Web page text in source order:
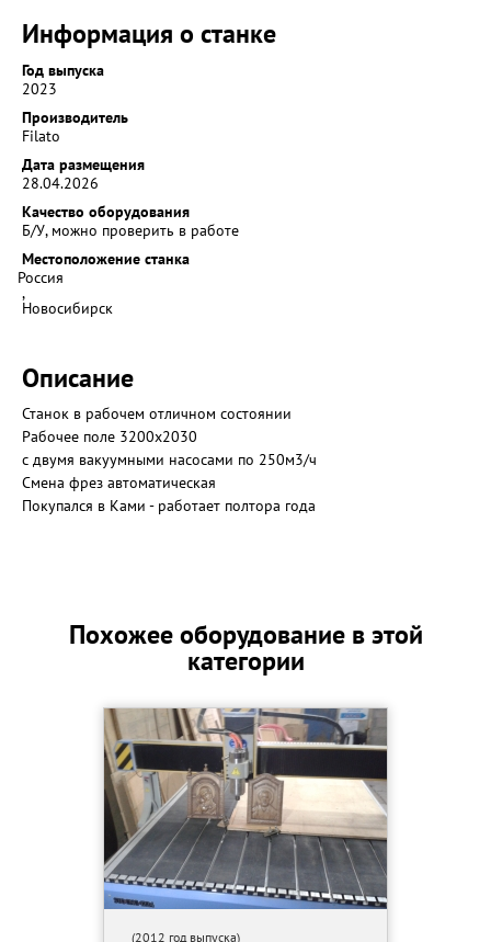
Информация о станке
Год выпуска
2023
Производитель
Filato
Дата размещения
28.04.2026
Качество оборудования
Б/У, можно проверить в работе
Местоположение станка
Россия
,
Новосибирск
Описание
Станок в рабочем отличном состоянии
Рабочее поле 3200х2030
с двумя вакуумными насосами по 250м3/ч
Смена фрез автоматическая
Покупался в Ками - работает полтора года
Похожее оборудование в этой
категории
(2012 год выпуска)